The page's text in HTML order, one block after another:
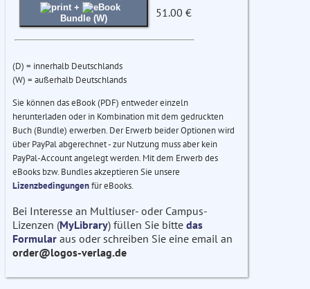
+
Bundle (W)
51.00 €
(D) = innerhalb Deutschlands
(W) = außerhalb Deutschlands
Sie können das eBook (PDF) entweder einzeln
herunterladen oder in Kombination mit dem gedruckten
Buch (Bundle) erwerben. Der Erwerb beider Optionen wird
über PayPal abgerechnet - zur Nutzung muss aber kein
PayPal-Account angelegt werden. Mit dem Erwerb des
eBooks bzw. Bundles akzeptieren Sie unsere
Lizenzbedingungenfür eBooks.
Bei Interesse an Multiuser- oder Campus-
Lizenzen (MyLibrary) füllen Sie bitte das
Formular aus oder schreiben Sie eine email an
order@logos-verlag.de